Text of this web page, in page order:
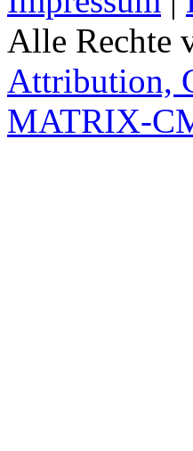
Alle Rechte
Attribution,
MATRIX-